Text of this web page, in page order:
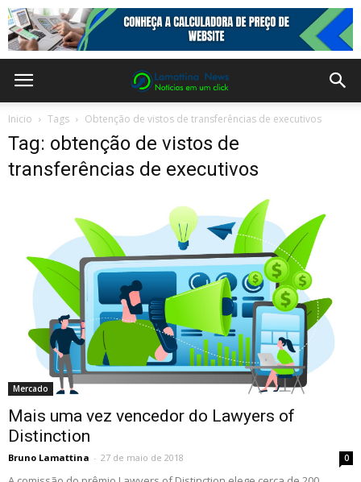
Inicio Tags Obtenção de vistos de transferências de executivos
Tag: obtenção de vistos de
transferências de executivos
Mercado
Mais uma vez vencedor do Lawyers of
Distinction
Bruno Lamattina - 27 de maio de 2018 0